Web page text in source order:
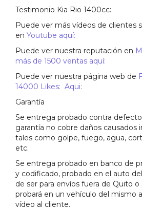
Testimonio Kia Rio 1400cc:
Puede ver más vídeos de clientes
en Youtube aquí:
Puede ver nuestra reputación en
más de 1500 ventas aquí:
Puede ver nuestra página web de
14000 Likes: Aqui:
Garantía
Se entrega probado contra
garantía no cobre daños causados
tales como golpe, fuego, agua,
etc.
Se entrega probado en banco de
y codificado, probado en el auto
de ser para envíos fuera de Quito o
probará en un vehículo del mismo
vídeo al cliente.